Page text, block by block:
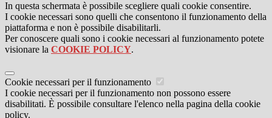
In questa schermata è possibile scegliere quali cookie consentire.
I cookie necessari sono quelli che consentono il funzionamento della
piattaforma e non è possibile disabilitarli.
Per conoscere quali sono i cookie necessari al funzionamento potete
visionare la COOKIE POLICY.
Cookie necessari per il funzionamento
I cookie necessari per il funzionamento non possono essere
disabilitati. È possibile consultare l'elenco nella pagina della cookie
policy.